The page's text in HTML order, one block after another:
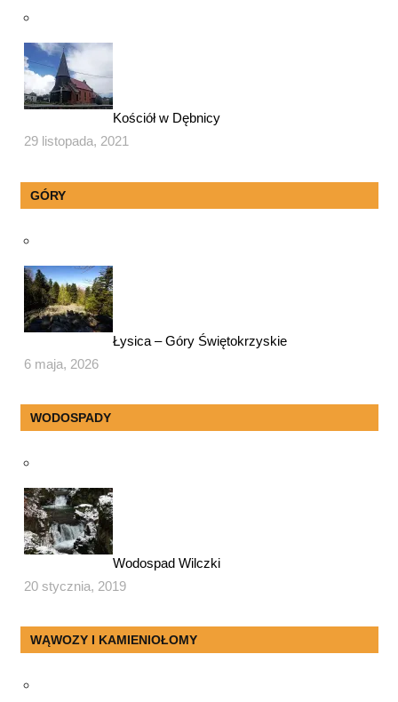
Kościół w Dębnicy
29 listopada, 2021
GÓRY
Łysica – Góry Świętokrzyskie
6 maja, 2026
WODOSPADY
Wodospad Wilczki
20 stycznia, 2019
WĄWOZY I KAMIENIOŁOMY